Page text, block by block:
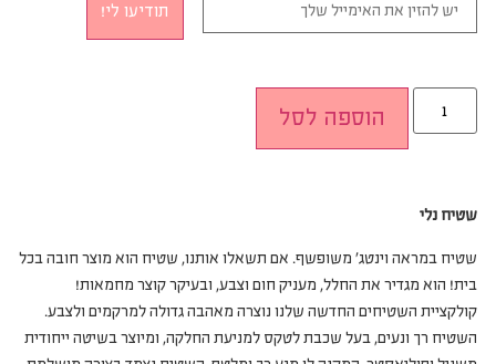
תודיעו לי!
הוספה לסל
שטיח נלי
שטיח במראה וינטג’ משופשף. אם תשאלו אותנו, שטיח הוא מוצר חובה בכל
בית! הוא מגדיר את החלל, מעניק חום וצבע, ובעיקר קוצר מחמאות!
קולקציית השטיחים החדשה שלנו נוצרה מאהבה גדולה למרקמים ולצבע.
השטיח רך ונעים, בעל שכבת לטקס למניעת החלקה, ומיוצר בשיטה ייחודית